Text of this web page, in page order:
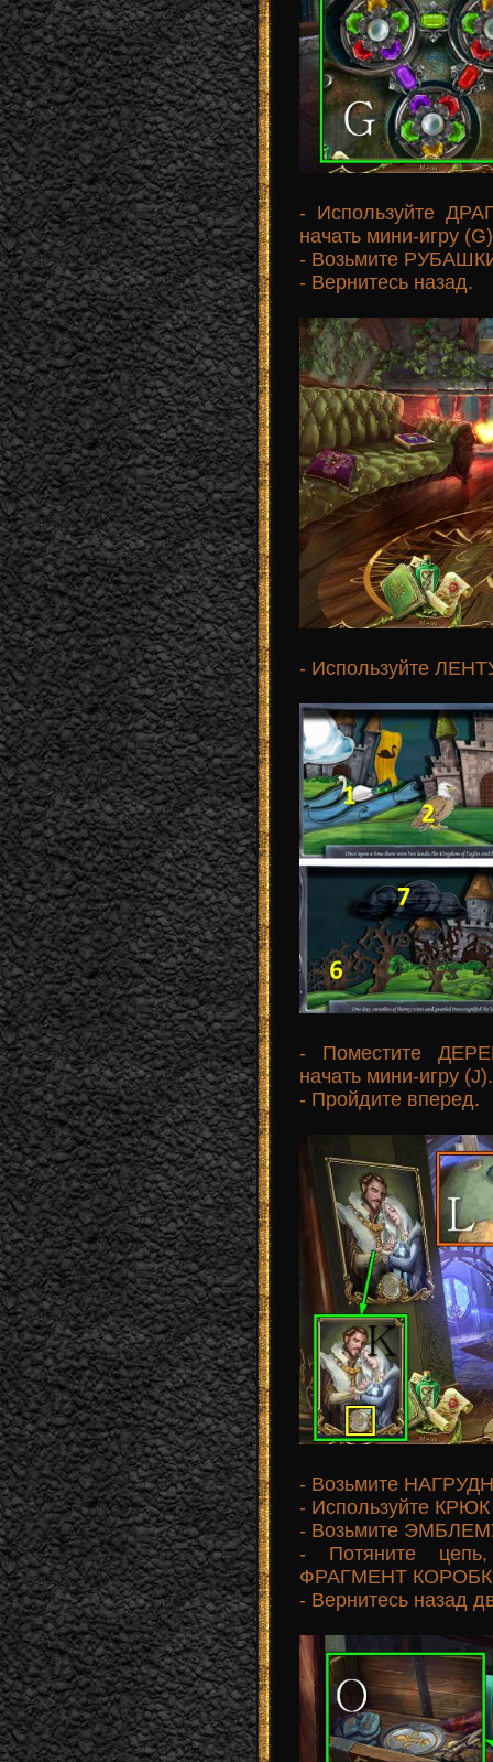
- Используйте
начать мини-игру
- Возьмите
- Вернитесь назад.
- Используйте
- Поместите
начать мини-игру (J).
- Пройдите вперед.
- Возьмите
- Используйте КРЮК
- Возьмите
- Потяните
ФРАГМЕНТ
- Вернитесь назад